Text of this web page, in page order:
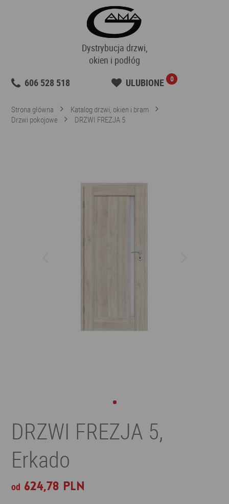
Dystrybucja drzwi,
okien i podłóg
606 528 518
ULUBIONE 0
Strona główna
Katalog drzwi, okien i bram
Drzwi pokojowe
DRZWI FREZJA 5
DRZWI FREZJA 5,
Erkado
od 624,78 PLN